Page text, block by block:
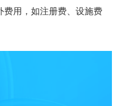
费用，如注册费、设施费